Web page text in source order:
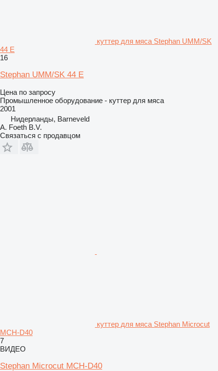
куттер для мяса Stephan UMM/SK
44 E
16
Stephan UMM/SK 44 E
Цена по запросу
Промышленное оборудование - куттер для мяса
2001
Нидерланды, Barneveld
A. Foeth B.V.
Связаться с продавцом
куттер для мяса Stephan Microcut
MCH-D40
7
ВИДЕО
Stephan Microcut MCH-D40